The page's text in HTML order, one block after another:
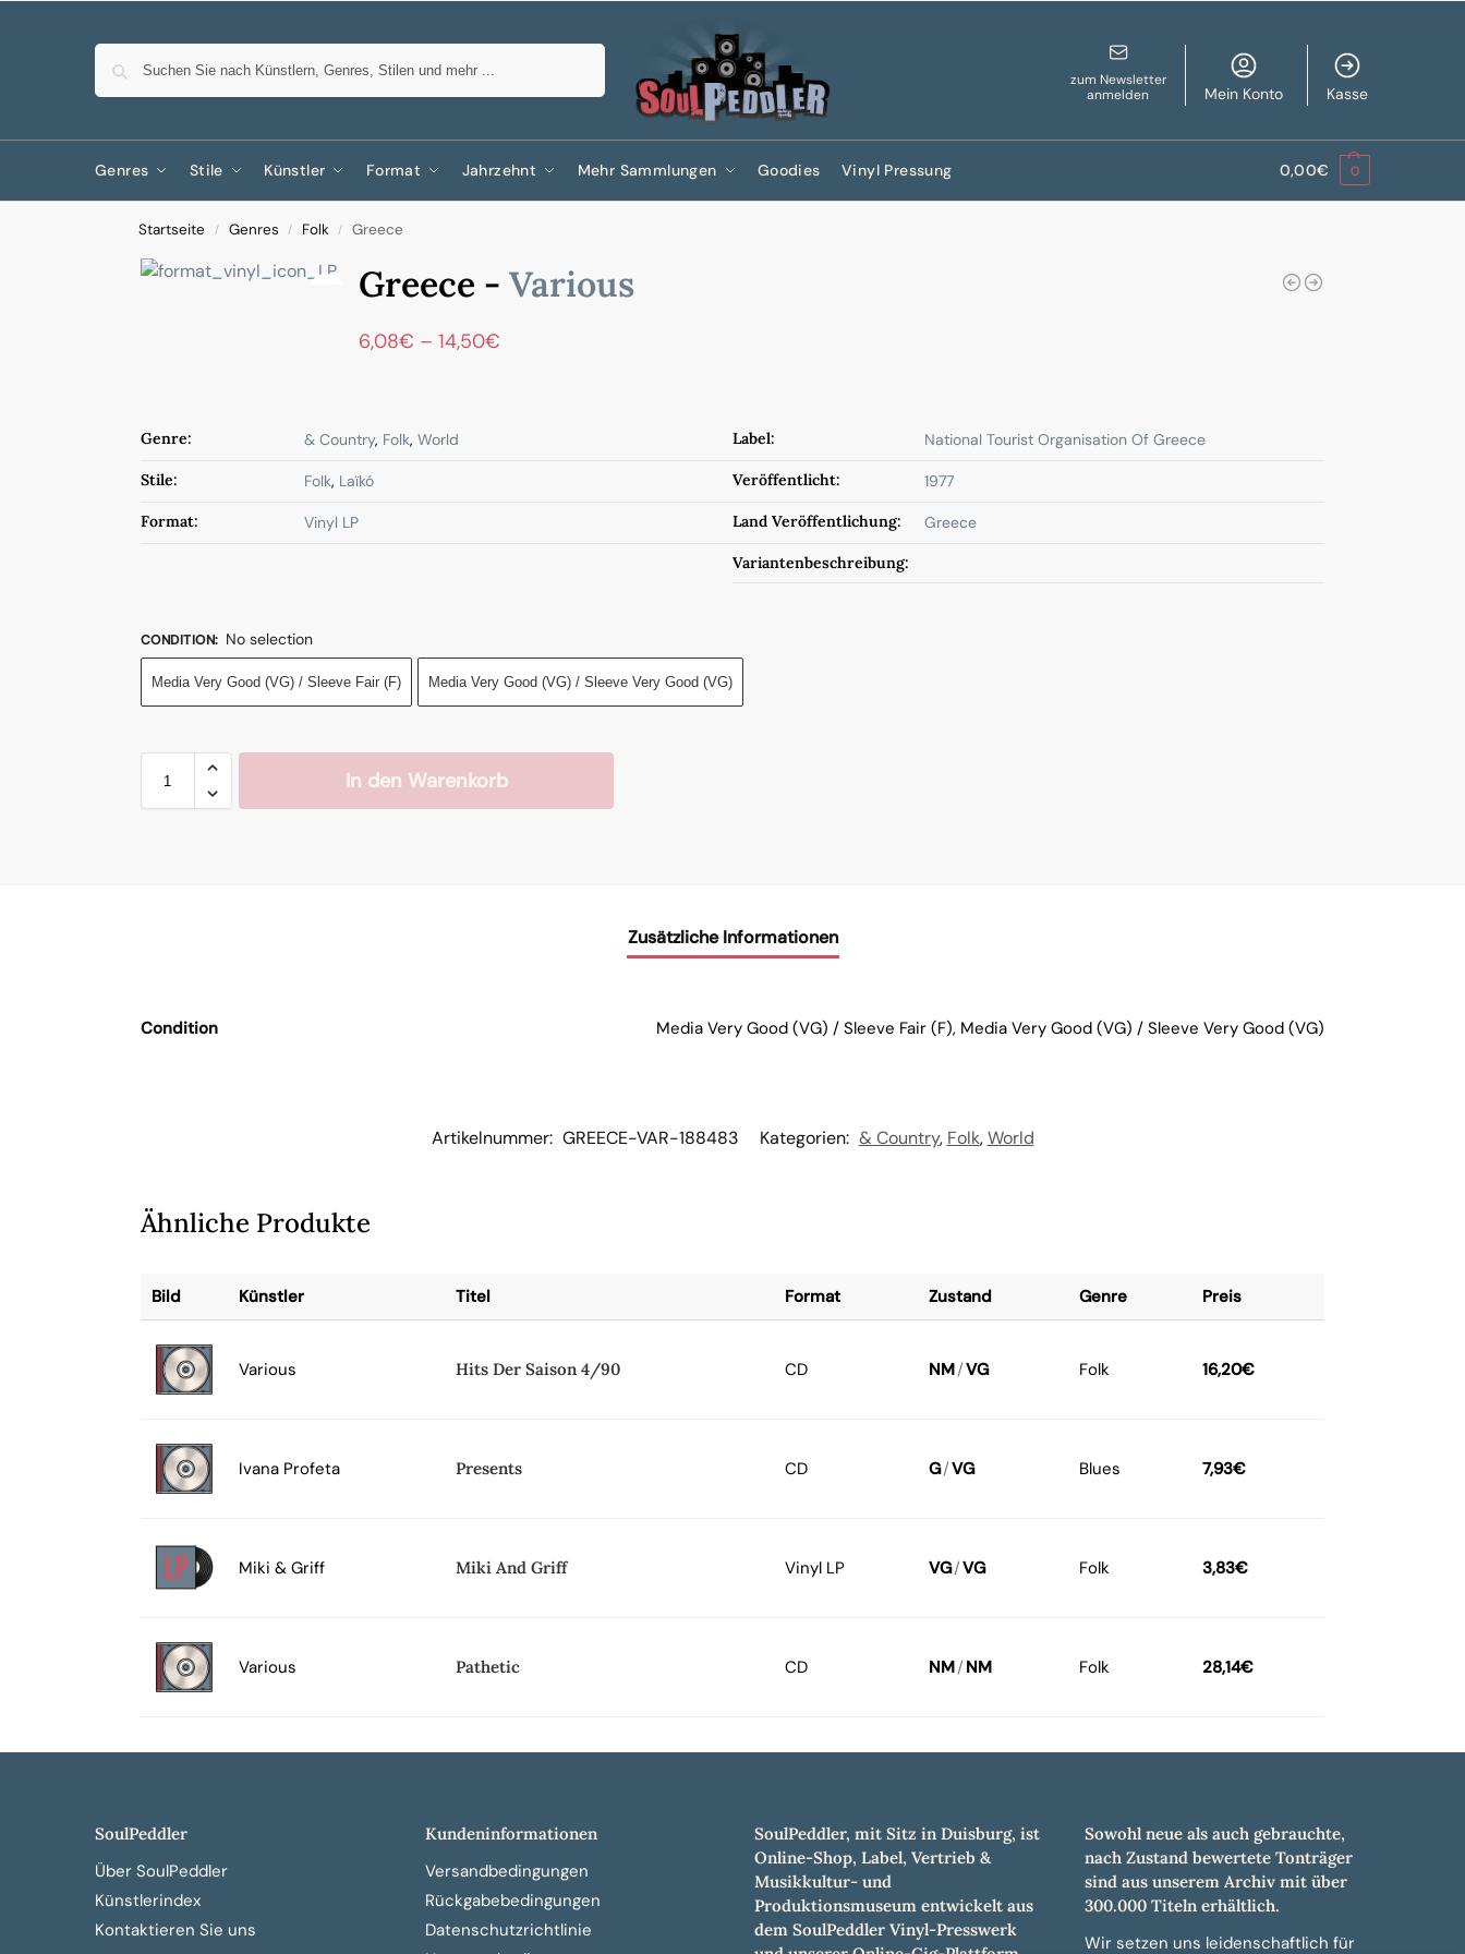
zum Newsletter
anmelden
Mein Konto Kasse
Genres Stile Künstler Format Jahrzehnt Mehr Sammlungen Goodies Vinyl Pressung 0,00€ 0
Startseite / Genres / Folk / Greece
Greece - Various
6,08€ – 14,50€
Genre: & Country, Folk, World
Stile: Folk, Laïkó
Format: Vinyl LP
Label: National Tourist Organisation Of Greece
Veröffentlicht: 1977
Land Veröffentlichung: Greece
Variantenbeschreibung:
CONDITION: No selection
Media Very Good (VG) / Sleeve Fair (F) Media Very Good (VG) / Sleeve Very Good (VG)
In den Warenkorb
Zusätzliche Informationen
Condition Media Very Good (VG) / Sleeve Fair (F), Media Very Good (VG) / Sleeve Very Good (VG)
Artikelnummer: GREECE-VAR-188483 Kategorien: & Country, Folk,World
Ähnliche Produkte
Bild Künstler Titel Format Zustand Genre Preis
Various Hits Der Saison 4/90 CD NM/VG Folk 16,20€
Ivana Profeta Presents CD G/VG Blues 7,93€
Miki & Griff Miki And Griff Vinyl LP VG/VG Folk 3,83€
Various Pathetic CD NM/ NM Folk 28,14€
SoulPeddler
Über SoulPeddler
Künstlerindex
Kontaktieren Sie uns
Kundeninformationen
Versandbedingungen
Rückgabebedingungen
Datenschutzrichtlinie
SoulPeddler, mit Sitz in Duisburg, ist
Online-Shop, Label, Vertrieb &
Musikkultur- und
Produktionsmuseum entwickelt aus
dem SoulPeddler Vinyl-Presswerk
Sowohl neue als auch gebrauchte,
nach Zustand bewertete Tonträger
sind aus unserem Archiv mit über
300.000 Titeln erhältlich.
Wir setzen uns leidenschaftlich für